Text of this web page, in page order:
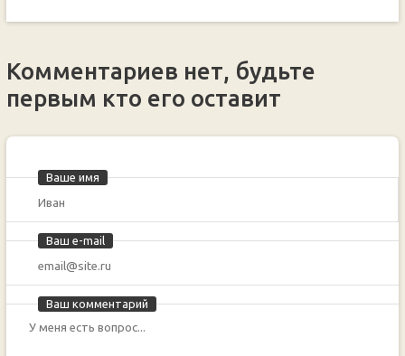
Комментариев нет, будьте
первым кто его оставит
Ваше имя
Ваш e-mail
Ваш комментарий